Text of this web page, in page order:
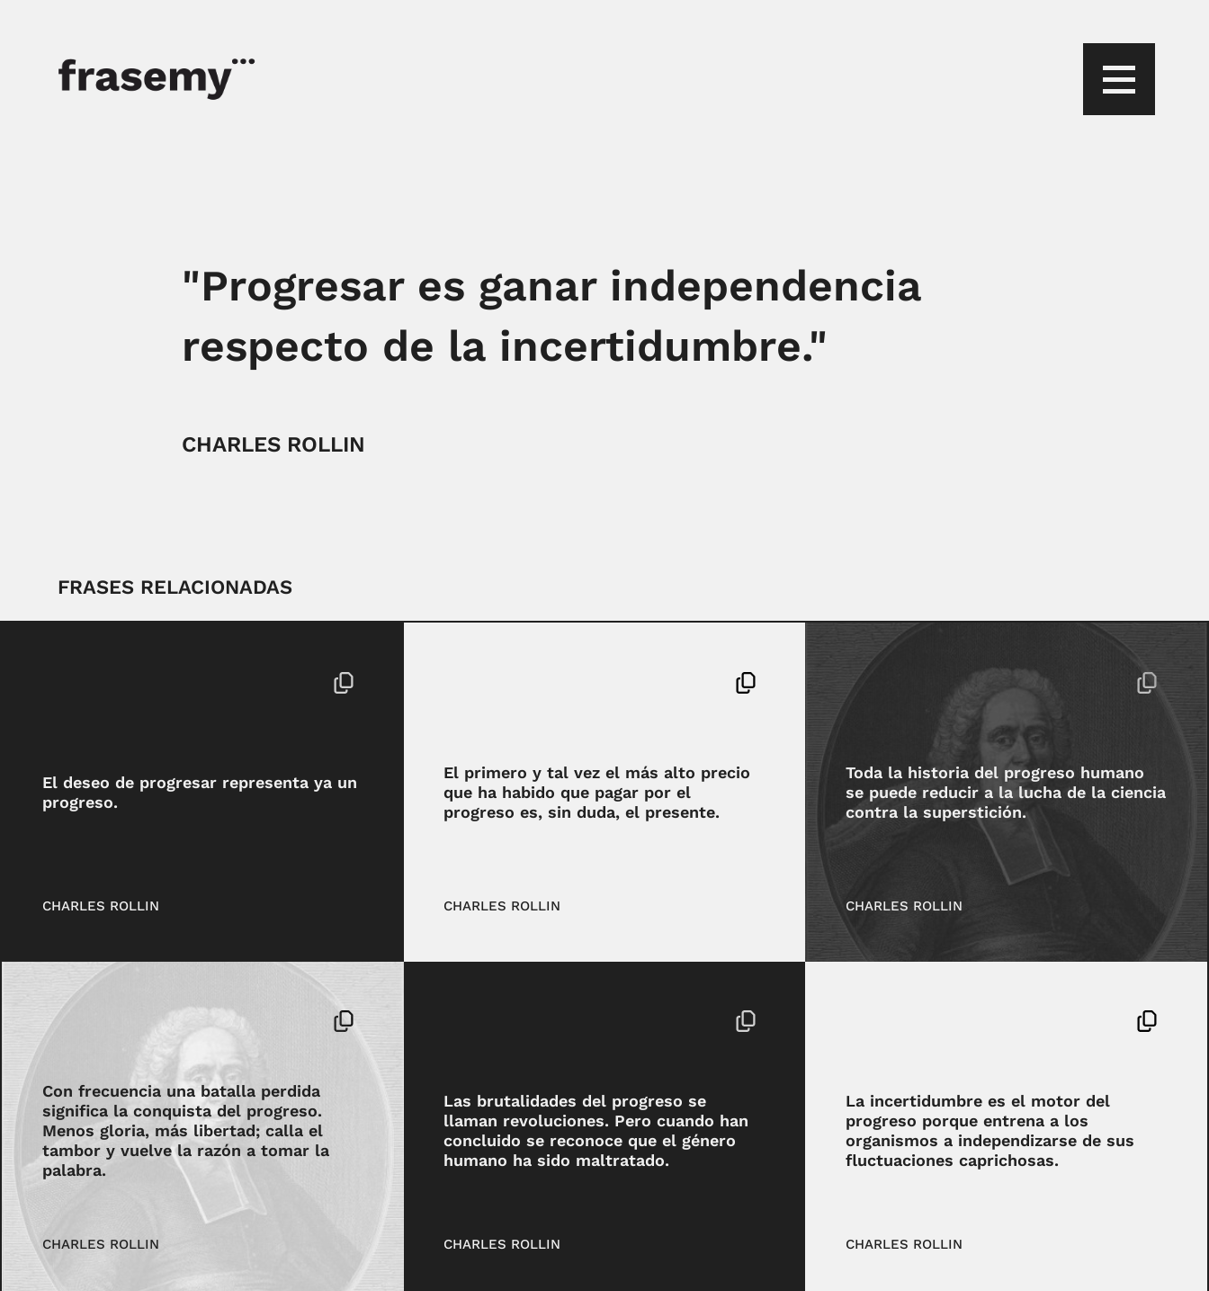
"Progresar es ganar independencia
respecto de la incertidumbre."
CHARLES ROLLIN
FRASES RELACIONADAS
El deseo de progresar representa ya un
progreso.
CHARLES ROLLIN
El primero y tal vez el más alto precio
que ha habido que pagar por el
progreso es, sin duda, el presente.
CHARLES ROLLIN
Toda la historia del progreso humano
se puede reducir a la lucha de la ciencia
contra la superstición.
CHARLES ROLLIN
Con frecuencia una batalla perdida
significa la conquista del progreso.
Menos gloria, más libertad; calla el
tambor y vuelve la razón a tomar la
palabra.
CHARLES ROLLIN
Las brutalidades del progreso se
llaman revoluciones. Pero cuando han
concluido se reconoce que el género
humano ha sido maltratado.
CHARLES ROLLIN
La incertidumbre es el motor del
progreso porque entrena a los
organismos a independizarse de sus
fluctuaciones caprichosas.
CHARLES ROLLIN